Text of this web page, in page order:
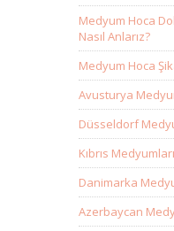
Medyum Hoca
Nasıl Anlarız?
Medyum Hoca
Avusturya
Düsseldorf
Kıbrıs Medyumları
Danimarka
Azerbaycan